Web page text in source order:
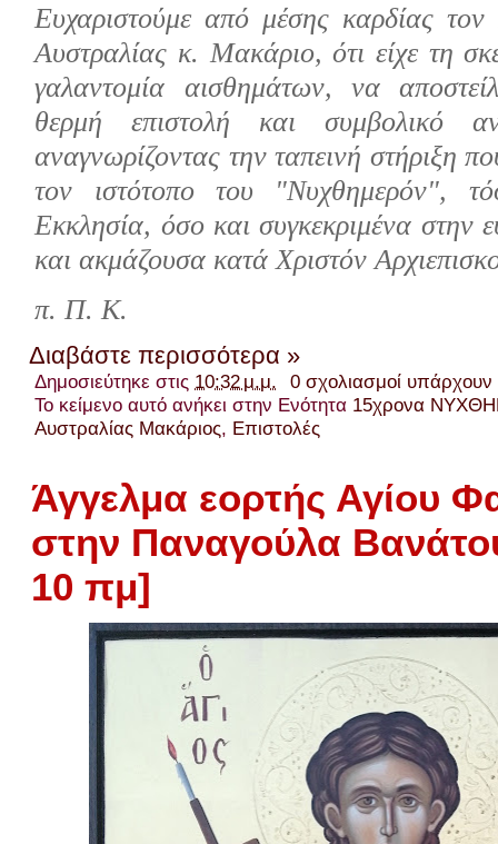
Ευχαριστούμε από μέσης καρδίας τον
Αυστραλίας κ. Μακάριο, ότι είχε τη
γαλαντομία αισθημάτων, να
θερμή επιστολή και συμβολικό
αναγνωρίζοντας την ταπεινή στήριξη
τον ιστότοπο του "Νυχθημερόν",
Εκκλησία, όσο και συγκεκριμένα στην
και ακμάζουσα κατά Χριστόν
π. Π. Κ.
Διαβάστε περισσότερα »
Δημοσιεύτηκε στις 10:32 μ.μ.
0 σχολιασμοί
Το κείμενο αυτό ανήκει στην Ενότητα 15χρονα
Αυστραλίας Μακάριος, Επιστολές
Άγγελμα εορτής Αγίου
στην Παναγούλα
10 πμ]